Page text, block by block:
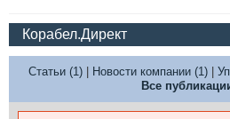
Корабел.Директ
Статьи (1) Новости компании (1)
Все